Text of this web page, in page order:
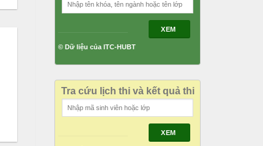
XEM
© Dữ liệu của ITC-HUBT
Tra cứu lịch thi và kết quả thi
XEM